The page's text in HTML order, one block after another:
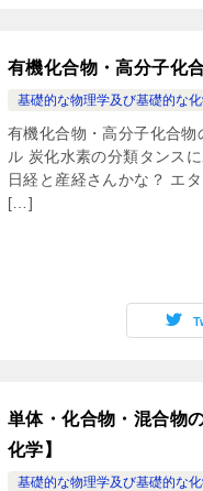
有機化合物・高分子化
基礎的な物理学及び基礎的な化
有機化合物・高分子化合
ル 炭化水素の分類タンス
日経と産経さんかな？ エ
[…]
単体・化合物・混合物
化学】
基礎的な物理学及び基礎的な化